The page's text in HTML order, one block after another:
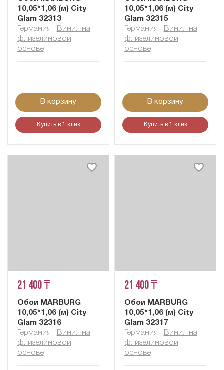
10,05*1,06 (м) City
Glam 32313
Германия , Винил на
флизелиновой
основе
В корзину
Купить в 1 клик
10,05*1,06 (м) City
Glam 32315
Германия , Винил на
флизелиновой
основе
В корзину
Купить в 1 клик
21 400 ₸
Обои MARBURG
10,05*1,06 (м) City
Glam 32316
Германия , Винил на
флизелиновой
основе
21 400 ₸
Обои MARBURG
10,05*1,06 (м) City
Glam 32317
Германия , Винил на
флизелиновой
основе